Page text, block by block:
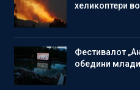
хеликоптери
Фестивалот
обедини